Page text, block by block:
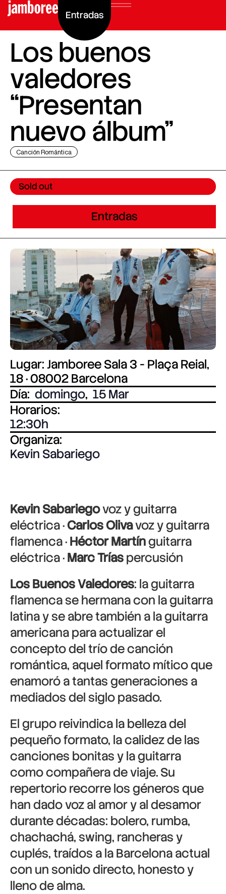
Entradas
Los buenos
valedores
“Presentan
nuevo álbum”
Canción Romántica
Sold out
Entradas
Lugar: Jamboree Sala 3 - Plaça Reial,
18 · 08002 Barcelona
Día: domingo, 15 Mar
Horarios:
12:30
Organiza:
Kevin Sabariego
Kevin Sabariegovoz y guitarra
eléctrica ·Carlos Olivavoz y guitarra
flamenca ·Héctor Martínguitarra
eléctrica ·Marc Tríaspercusión
Los Buenos Valedores: la guitarra
flamenca se hermana con la guitarra
latina y se abre también a la guitarra
americana para actualizar el
concepto del trío de canción
romántica, aquel formato mítico que
enamoró a tantas generaciones a
mediados del siglo pasado.
El grupo reivindica la belleza del
pequeño formato, la calidez de las
canciones bonitas y la guitarra
como compañera de viaje. Su
repertorio recorre los géneros que
han dado voz al amor y al desamor
durante décadas: bolero, rumba,
chachachá, swing, rancheras y
cuplés, traídos a la Barcelona actual
con un sonido directo, honesto y
lleno de alma.